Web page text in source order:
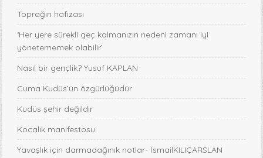
Toprağın hafızası
‘Her yere sürekli geç kalmanızın nedeni zamanı iyi
yönetememek olabilir’
Nasıl bir gençlik? Yusuf KAPLAN
Cuma Kudüs’ün özgürlüğüdür
Kudüs şehir değildir
Kocalık manifestosu
Yavaşlık için darmadağınık notlar- İsmailKILIÇARSLAN